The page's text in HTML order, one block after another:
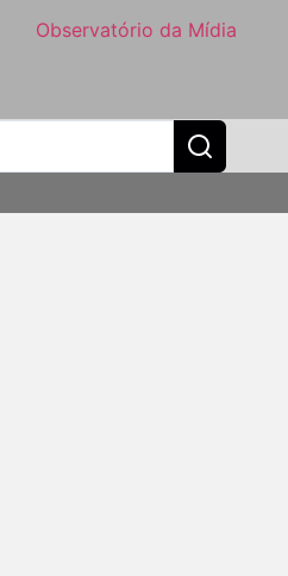
Observatório da Mídia